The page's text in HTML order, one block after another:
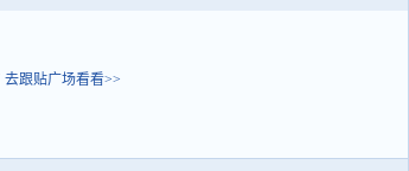
去跟贴广场看看>>